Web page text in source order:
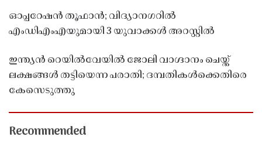
ഓപ്പറേഷൻ തൂഫാൻ; വിദ്യാനഗറിൽ
എംഡിഎംഎയുമായി 3 യുവാക്കൾ അറസ്റ്റിൽ
ഇന്ത്യൻ റെയിൽവേയിൽ ജോലി വാഗ്ദാനം ചെയ്ത്
ലക്ഷങ്ങൾ തട്ടിയെന്ന പരാതി; ദമ്പതികൾക്കെതിരെ
കേസെടുത്തു
Recommended